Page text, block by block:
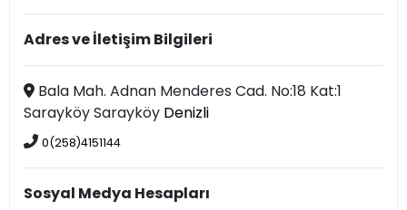
Adres ve İletişim Bilgileri
Bala Mah. Adnan Menderes Cad. No:18 Kat:1
Sarayköy Sarayköy Denizli
0(258)4151144
Sosyal Medya Hesapları